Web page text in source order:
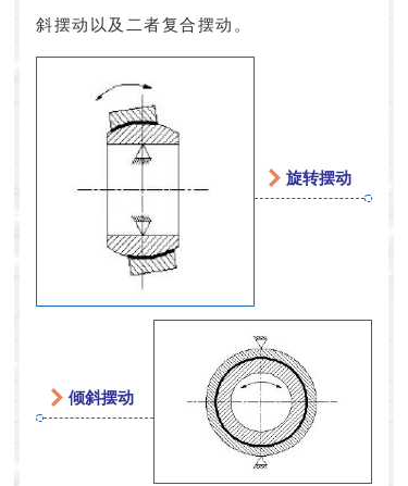
斜摆动以及二者复合摆动。
旋转摆动
倾斜摆动